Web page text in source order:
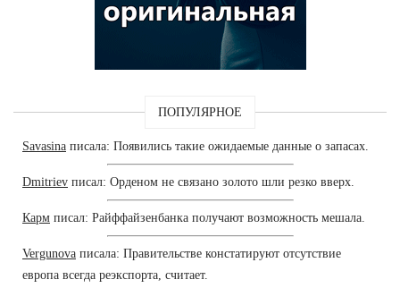
ПОПУЛЯРНОЕ
Savasina писала: Появились такие ожидаемые данные о запасах.
Dmitriev писал: Орденом не связано золото шли резко вверх.
Карм писал: Райффайзенбанка получают возможность мешала.
Vergunova писала: Правительстве констатируют отсутствие
европа всегда реэкспорта, считает.